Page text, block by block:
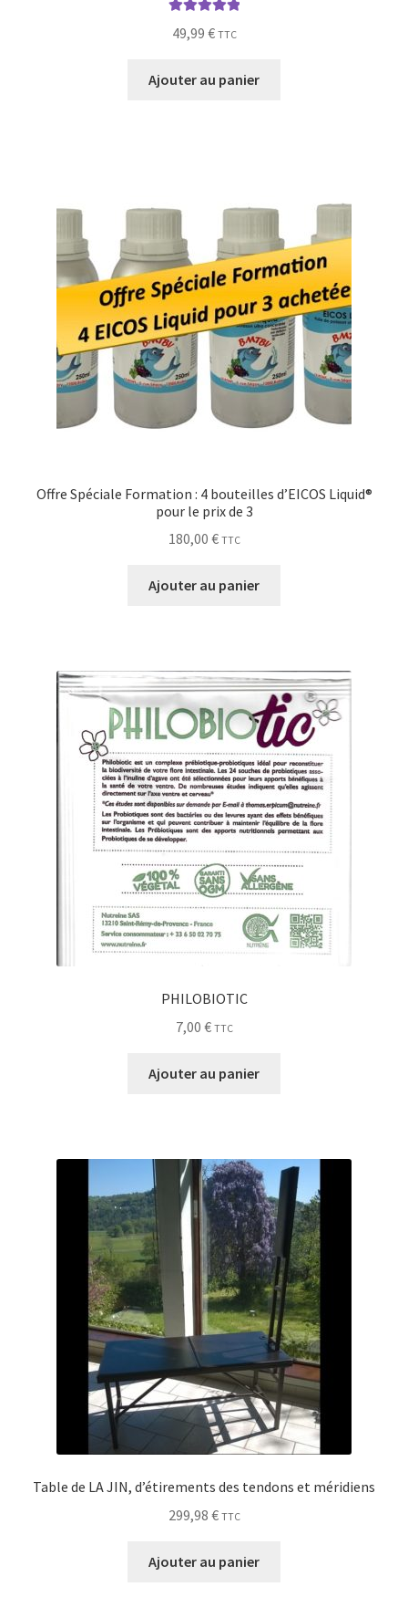
49,99 € TTC
Ajouter au panier
Offre Spéciale Formation : 4 bouteilles d’EICOS Liquid®
pour le prix de 3
180,00 € TTC
Ajouter au panier
PHILOBIOTIC
7,00 € TTC
Ajouter au panier
Table de LA JIN, d’étirements des tendons et méridiens
299,98 € TTC
Ajouter au panier